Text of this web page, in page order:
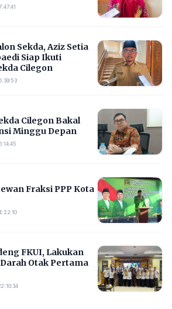
Sekda, Aziz Setia
Siap Ikuti
Cilegon
Cilegon Bakal
Minggu Depan
Fraksi PPP Kota
FKUI, Lakukan
Otak Pertama